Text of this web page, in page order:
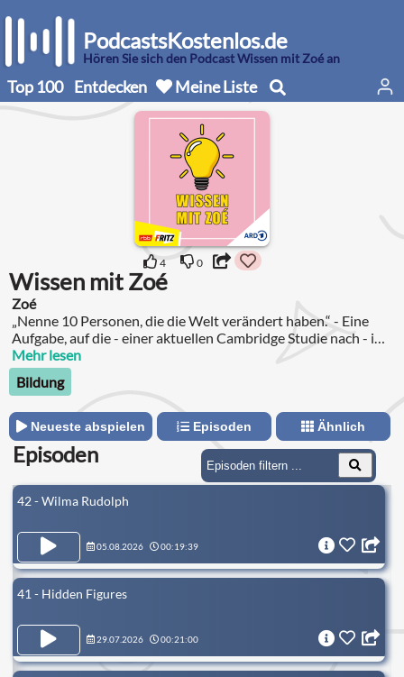
PodcastsKostenlos.de
Hören Sie sich den Podcast Wissen mit Zoé an
Top 100 Entdecken Meine Liste
4 0
Wissen mit Zoé
Zoé
„Nenne 10 Personen, die die Welt verändert haben.“ - Eine
Aufgabe, auf die - einer aktuellen Cambridge Studie nach - im
Durchschnitt mit 8 bis 9 Männernamen geantwortet wird.
Mehr lesen
Bildung
Neueste abspielen Episoden Ähnlich
Episoden
42 - Wilma Rudolph
05.08.2026 00:19:39
41 - Hidden Figures
29.07.2026 00:21:00